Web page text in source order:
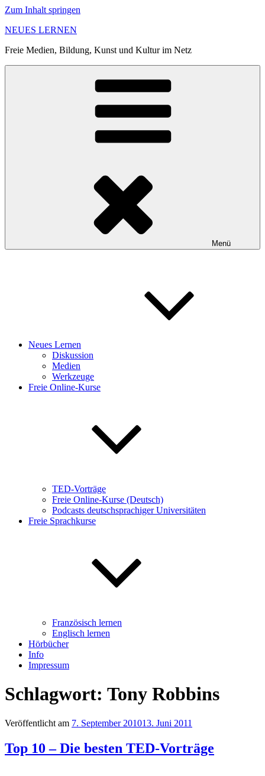
Zum Inhalt springen
NEUES LERNEN
Freie Medien, Bildung, Kunst und Kultur im Netz
Menü
Neues Lernen
Diskussion
Medien
Werkzeuge
Freie Online-Kurse
TED-Vorträge
Freie Online-Kurse (Deutsch)
Podcasts deutschsprachiger Universitäten
Freie Sprachkurse
Französisch lernen
Englisch lernen
Hörbücher
Info
Impressum
Schlagwort: Tony Robbins
Veröffentlicht am 7. September 201013. Juni 2011
Top 10 – Die besten TED-Vorträge